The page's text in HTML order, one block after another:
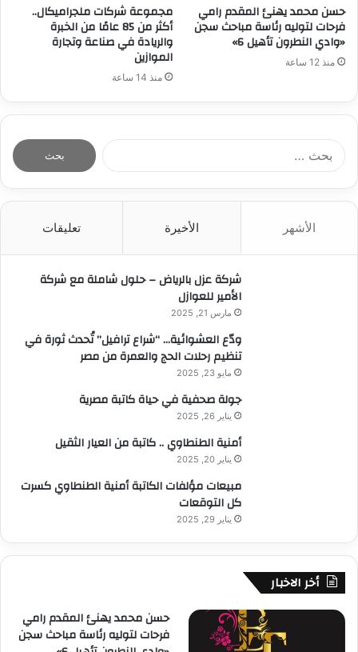
حسن محمد يهنئ المقدم رامي
فرحات لتوليه رئاسة مباحث سجن
«وادي النطرون تأهيل 6»
منذ 12 ساعة
مجموعة شركات ملجراميكال..
أكثر من 85 عامًا من الخبرة
والريادة في صناعة وتجارة
الموازين
منذ 14 ساعة
الأشهر الأخيرة تعليقات
شركة عزل بالرياض – حلول شاملة مع شركة
الأمير للعوازل
مارس 21, 2025
ودّع العشوائية… “شراع ترافيل” تُحدث ثورة في
تنظيم رحلات الحج والعمرة من مصر
مايو 23, 2025
جولة صحفية في حياة كاتبة مصرية
يناير 26, 2025
أمنية الطنطاوي .. كاتبة من العيار الثقيل
يناير 20, 2025
مبيعات مؤلفات الكاتبة أمنية الطنطاوي كسرت
كل التوقعات
يناير 29, 2025
أخر الاخبار
حسن محمد يهنئ المقدم رامي
فرحات لتوليه رئاسة مباحث سجن